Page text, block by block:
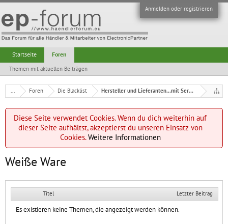
Anmelden oder registrieren
... Foren Die Blacklist Hersteller und Lieferanten...mit Serviceproblemen
Diese Seite verwendet Cookies. Wenn du dich weiterhin auf
dieser Seite aufhältst, akzeptierst du unseren Einsatz von
Cookies.Weitere Informationen
Weiße Ware
Titel Letzter Beitrag
Es existieren keine Themen, die angezeigt werden können.
Startseite Foren
Themen mit aktuellen Beiträgen